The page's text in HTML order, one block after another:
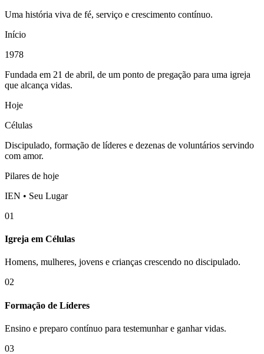
Uma história viva de fé, serviço e crescimento contínuo.
Início
1978
Fundada em 21 de abril, de um ponto de pregação para uma igreja
que alcança vidas.
Hoje
Células
Discipulado, formação de líderes e dezenas de voluntários servindo
com amor.
Pilares de hoje
IEN • Seu Lugar
01
Igreja em Células
Homens, mulheres, jovens e crianças crescendo no discipulado.
02
Formação de Líderes
Ensino e preparo contínuo para testemunhar e ganhar vidas.
03